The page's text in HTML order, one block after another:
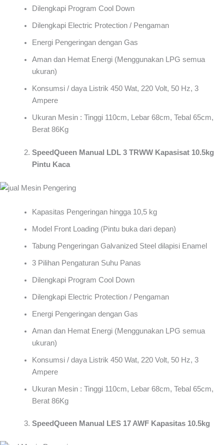
Dilengkapi Program Cool Down
Dilengkapi Electric Protection / Pengaman
Energi Pengeringan dengan Gas
Aman dan Hemat Energi (Menggunakan LPG semua
ukuran)
Konsumsi / daya Listrik 450 Wat, 220 Volt, 50 Hz, 3
Ampere
Ukuran Mesin : Tinggi 110cm, Lebar 68cm, Tebal 65cm,
Berat 86Kg
SpeedQueen Manual LDL 3 TRWW Kapasisat 10.5kg
Pintu Kaca
Kapasitas Pengeringan hingga 10,5 kg
Model Front Loading (Pintu buka dari depan)
Tabung Pengeringan Galvanized Steel dilapisi Enamel
3 Pilihan Pengaturan Suhu Panas
Dilengkapi Program Cool Down
Dilengkapi Electric Protection / Pengaman
Energi Pengeringan dengan Gas
Aman dan Hemat Energi (Menggunakan LPG semua
ukuran)
Konsumsi / daya Listrik 450 Wat, 220 Volt, 50 Hz, 3
Ampere
Ukuran Mesin : Tinggi 110cm, Lebar 68cm, Tebal 65cm,
Berat 86Kg
SpeedQueen Manual LES 17 AWF Kapasitas 10.5kg